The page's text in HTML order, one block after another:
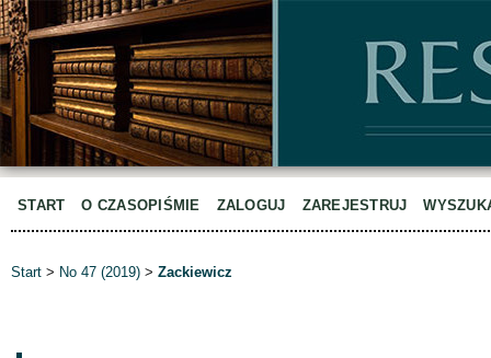
START O CZASOPIŚMIE ZALOGUJ ZAREJESTRUJ
Start > No 47 (2019) > Zackiewicz